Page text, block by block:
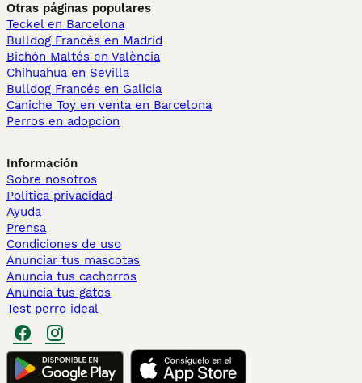
Otras páginas populares
Teckel en Barcelona
Bulldog Francés en Madrid
Bichón Maltés en València
Chihuahua en Sevilla
Bulldog Francés en Galicia
Caniche Toy en venta en Barcelona
Perros en adopcion
Información
Sobre nosotros
Politica privacidad
Ayuda
Prensa
Condiciones de uso
Anunciar tus mascotas
Anuncia tus cachorros
Anuncia tus gatos
Test perro ideal